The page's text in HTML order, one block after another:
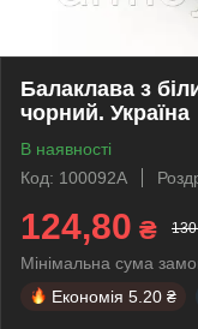
Балаклава з
чорний. Україна
В наявності
Код: 100092A
124,80 ₴
Мінімальна сума
Економія 5.20 ₴